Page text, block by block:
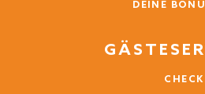
DEINE
CHECK